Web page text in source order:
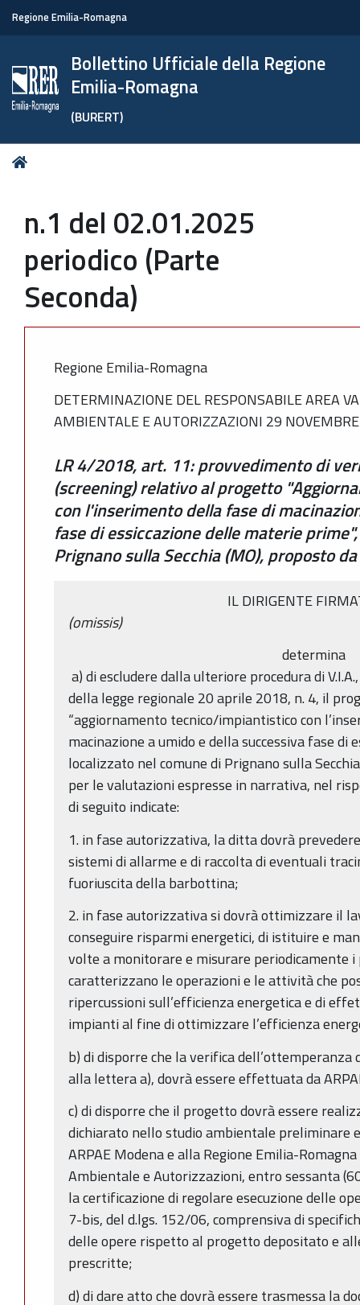
Regione Emilia-Romagna
Bollettino Ufficiale della Regione
Emilia-Romagna
(BURERT)
Tu
n.1 del 02.01.2025
periodico (Parte
Seconda)
Regione Emilia-Romagna
DETERMINAZIONE DEL RESPONSABILE AREA
AMBIENTALE E AUTORIZZAZIONI 29
LR 4/2018, art. 11: provvedimento di
(screening) relativo al progetto
con l'inserimento della fase di
fase di essiccazione delle materie
Prignano sulla Secchia (MO), proposto da
IL DIRIGENTE
(omissis)
determina
a) di escludere dalla ulteriore procedura di
della legge regionale 20 aprile 2018, n. 4, il
“aggiornamento tecnico/impiantistico con
macinazione a umido e della successiva fase di
localizzato nel comune di Prignano sulla Secchia
per le valutazioni espresse in narrativa, nel
di seguito indicate:
1. in fase autorizzativa, la ditta dovrà
sistemi di allarme e di raccolta di eventuali
fuoriuscita della barbottina;
2. in fase autorizzativa si dovrà ottimizzare il
conseguire risparmi energetici, di istituire e
volte a monitorare e misurare periodicamente
caratterizzano le operazioni e le attività che
ripercussioni sull’efficienza energetica e di
impianti al fine di ottimizzare l’efficienza
b) di disporre che la verifica
alla lettera a), dovrà essere effettuata da
c) di disporre che il progetto dovrà essere
dichiarato nello studio ambientale preliminare
ARPAE Modena e alla Regione Emilia-
Ambientale e Autorizzazioni, entro sessanta
la certificazione di regolare esecuzione delle
7-bis, del d.lgs. 152/06, comprensiva di
delle opere rispetto al progetto depositato e
prescritte;
d) di dare atto che dovrà essere trasmessa la